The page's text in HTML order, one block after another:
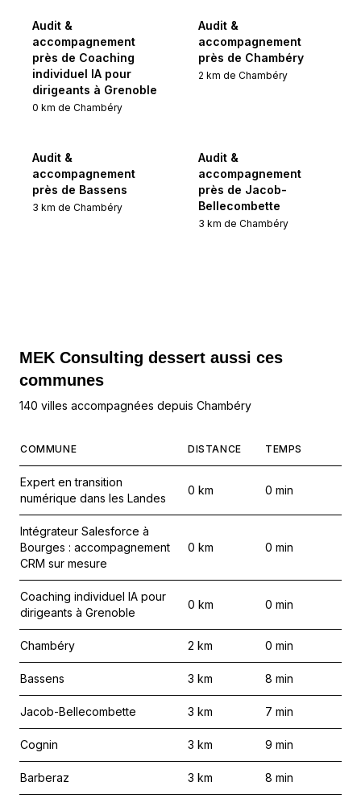
Audit &
accompagnement
près de Coaching
individuel IA pour
dirigeants à Grenoble
0 km de Chambéry
Audit &
accompagnement
près de Chambéry
2 km de Chambéry
Audit &
accompagnement
près de Bassens
3 km de Chambéry
Audit &
accompagnement
près de Jacob-
Bellecombette
3 km de Chambéry
MEK Consulting dessert aussi ces
communes
140 villes accompagnées depuis Chambéry
COMMUNE DISTANCE TEMPS
Expert en transition
numérique dans les Landes
0 km 0 min
Intégrateur Salesforce à
Bourges : accompagnement
CRM sur mesure
0 km 0 min
Coaching individuel IA pour
dirigeants à Grenoble
0 km 0 min
Chambéry 2 km 0 min
Bassens 3 km 8 min
Jacob-Bellecombette 3 km 7 min
Cognin 3 km 9 min
Barberaz 3 km 8 min